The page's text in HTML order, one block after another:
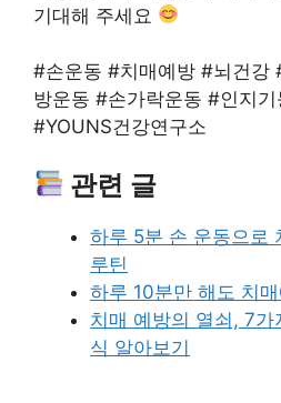
기대해 주세요
#손운동 #치매예방 #뇌건강
방운동 #손가락운동 #인지
#YOUNS건강연구소
관련 글
하루 5분 손 운동으로
루틴
하루 10분만 해도 치
치매 예방의 열쇠, 7
식 알아보기